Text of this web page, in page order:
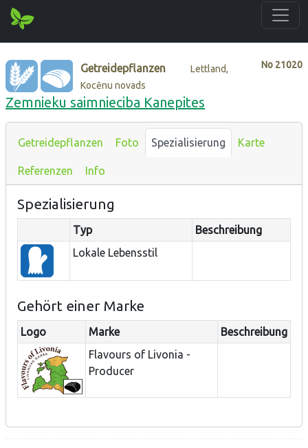
No 21020
Getreidepflanzen
Lettland,
Kocēnu novads
Zemnieku saimnieciba Kanepites
Getreidepflanzen Foto Spezialisierung Karte
Referenzen Info
Spezialisierung
Typ
Beschreibung
Lokale Lebensstil
Gehört einer Marke
Logo Marke
Beschreibung
Flavours of Livonia -
Producer